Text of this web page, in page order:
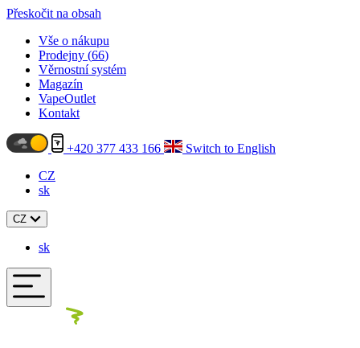
Přeskočit na obsah
Vše o nákupu
Prodejny (66)
Věrnostní systém
Magazín
VapeOutlet
Kontakt
+420 377 433 166
Switch to English
CZ
sk
CZ
sk